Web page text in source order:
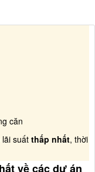
căn
suất thấp nhất, thời
về các dự án